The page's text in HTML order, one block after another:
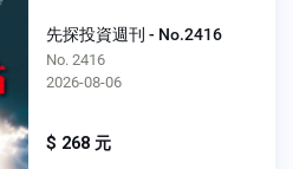
先探投資週刊 - No.2416
No. 2416
2026-08-06
$ 268 元